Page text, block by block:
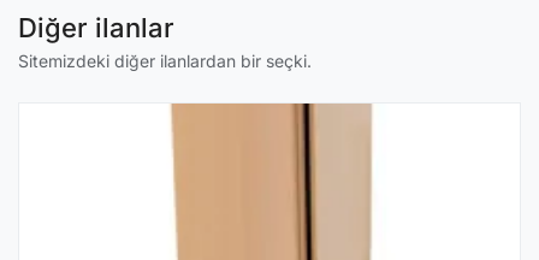
Diğer ilanlar
Sitemizdeki diğer ilanlardan bir seçki.